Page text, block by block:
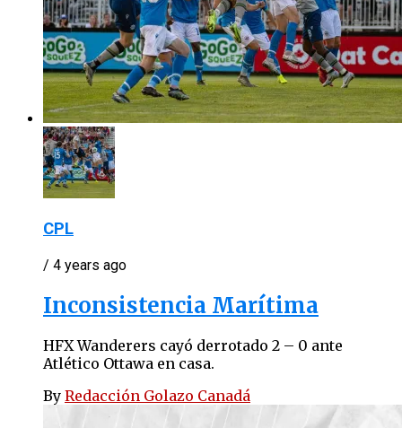
CPL
/ 4 years ago
Inconsistencia Marítima
HFX Wanderers cayó derrotado 2 – 0 ante
Atlético Ottawa en casa.
By Redacción Golazo Canadá